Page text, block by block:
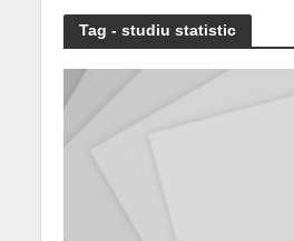
Tag - studiu statistic